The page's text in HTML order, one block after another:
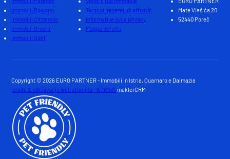
Immobili Rovigno
Immobili Cittanova
Immobili Orsera
Immobili Split
Termini generali di attività
Informativa sulla privacy
Mappa del sito
Mate Vlašića 20
52440 Poreč
Copyright © 2026 EURO PARTNER - Immobili in Istria, Quarnaro e Dalmazia
Izrada & održavanje web stranica : ADiSoft maklerCRM